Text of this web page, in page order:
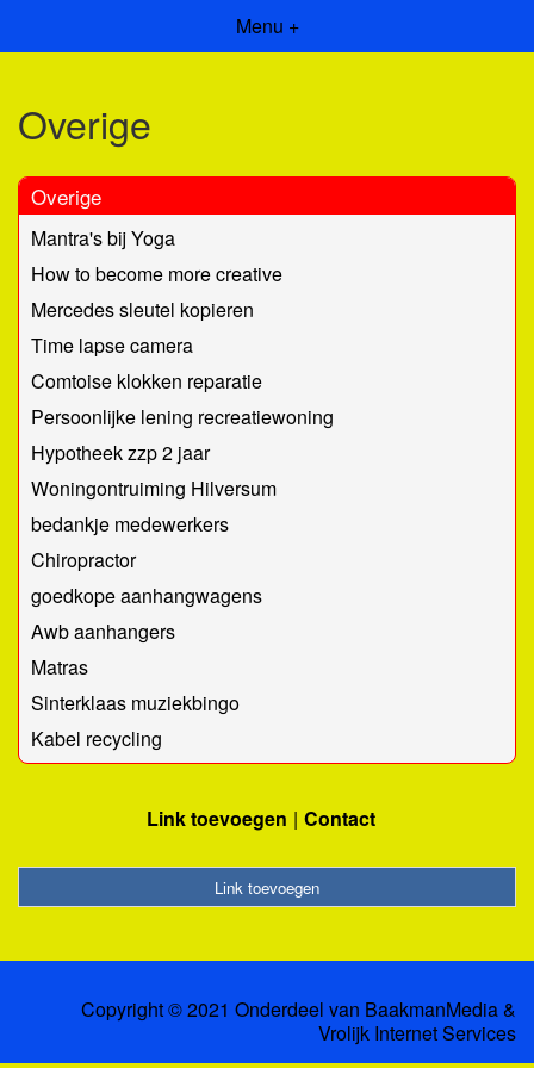
Menu +
Overige
Overige
Mantra's bij Yoga
How to become more creative
Mercedes sleutel kopieren
Time lapse camera
Comtoise klokken reparatie
Persoonlijke lening recreatiewoning
Hypotheek zzp 2 jaar
Woningontruiming Hilversum
bedankje medewerkers
Chiropractor
goedkope aanhangwagens
Awb aanhangers
Matras
Sinterklaas muziekbingo
Kabel recycling
Link toevoegen Contact
Link toevoegen
Copyright © 2021 Onderdeel van BaakmanMedia&
Vrolijk Internet Services